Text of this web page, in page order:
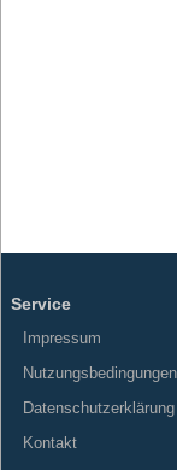
Service
Impressum
Nutzungsbedingungen
Datenschutzerklärung
Kontakt